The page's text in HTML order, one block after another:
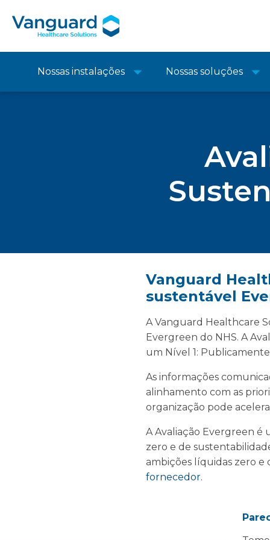
Nossas instalações Nossas soluções
Vanguard
sustentável
A Vanguard Healthcare
Evergreen do NHS. A
um Nível 1:
As informações
alinhamento com as
organização pode
A Avaliação Evergreen é
zero e de
ambições líquidas zero e
fornecedor.